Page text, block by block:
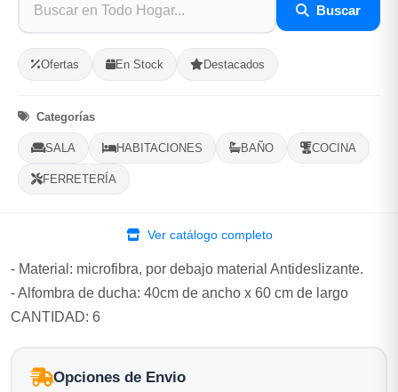
Buscar
Ofertas En Stock Destacados
Categorías
SALA HABITACIONES BAÑO COCINA
FERRETERÍA
Ver catálogo completo
Sé el primero en opinar
SKU: TODO-H-46881
En Stock, 1 Disponibles
Listo para Entregar
Alfombra de chenilla
- Material: microfibra, por debajo material Antideslizante.
- Alfombra de ducha: 40cm de ancho x 60 cm de largo
CANTIDAD: 6
Opciones de Envio